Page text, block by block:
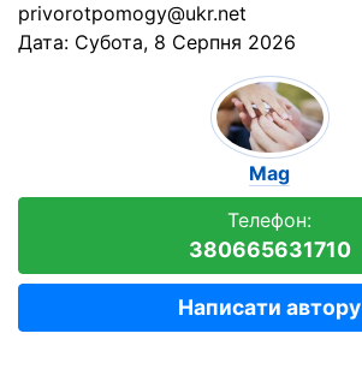
privorotpomogy@ukr.net
Дата: Субота, 8 Серпня 2026
Mag
Телефон:
380665631710
Написати автору